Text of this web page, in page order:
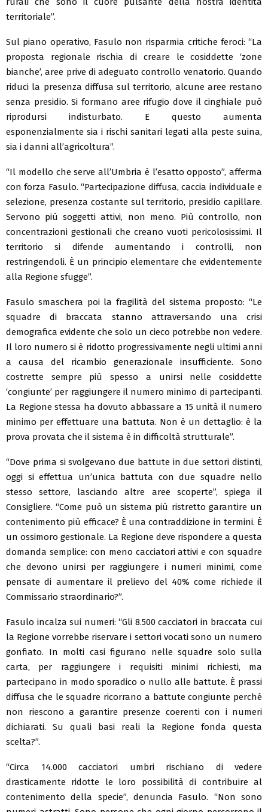
territoriale”.
Sul piano operativo, Fasulo non risparmia critiche feroci: “La
proposta regionale rischia di creare le cosiddette ‘zone
bianche’, aree prive di adeguato controllo venatorio. Quando
riduci la presenza diffusa sul territorio, alcune aree restano
senza presidio. Si formano aree rifugio dove il cinghiale può
riprodursi indisturbato. E questo aumenta
esponenzialmente sia i rischi sanitari legati alla peste suina,
sia i danni all’agricoltura”.
“Il modello che serve all’Umbria è l’esatto opposto”, afferma
con forza Fasulo. “Partecipazione diffusa, caccia individuale e
selezione, presenza costante sul territorio, presidio capillare.
Servono più soggetti attivi, non meno. Più controllo, non
concentrazioni gestionali che creano vuoti pericolosissimi. Il
territorio si difende aumentando i controlli, non
restringendoli. È un principio elementare che evidentemente
alla Regione sfugge”.
Fasulo smaschera poi la fragilità del sistema proposto: “Le
squadre di braccata stanno attraversando una crisi
demografica evidente che solo un cieco potrebbe non vedere.
Il loro numero si è ridotto progressivamente negli ultimi anni
a causa del ricambio generazionale insufficiente. Sono
costrette sempre più spesso a unirsi nelle cosiddette
‘congiunte’ per raggiungere il numero minimo di partecipanti.
La Regione stessa ha dovuto abbassare a 15 unità il numero
minimo per effettuare una battuta. Non è un dettaglio: è la
prova provata che il sistema è in difficoltà strutturale”.
“Dove prima si svolgevano due battute in due settori distinti,
oggi si effettua un’unica battuta con due squadre nello
stesso settore, lasciando altre aree scoperte”, spiega il
Consigliere. “Come può un sistema più ristretto garantire un
contenimento più efficace? È una contraddizione in termini. È
un ossimoro gestionale. La Regione deve rispondere a questa
domanda semplice: con meno cacciatori attivi e con squadre
che devono unirsi per raggiungere i numeri minimi, come
pensate di aumentare il prelievo del 40% come richiede il
Commissario straordinario?”.
Fasulo incalza sui numeri: “Gli 8.500 cacciatori in braccata cui
la Regione vorrebbe riservare i settori vocati sono un numero
gonfiato. In molti casi figurano nelle squadre solo sulla
carta, per raggiungere i requisiti minimi richiesti, ma
partecipano in modo sporadico o nullo alle battute. È prassi
diffusa che le squadre ricorrano a battute congiunte perché
non riescono a garantire presenze coerenti con i numeri
dichiarati. Su quali basi reali la Regione fonda questa
scelta?”.
“Circa 14.000 cacciatori umbri rischiano di vedere
drasticamente ridotte le loro possibilità di contribuire al
contenimento della specie”, denuncia Fasulo. “Non sono